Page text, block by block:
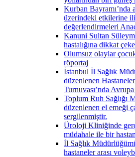
Kurban Bayramı’nda
üzerindeki etkilerine
değerlendirmeleri
Kanuni Sultan
hastalığına dikkat
Olumsuz olaylar
röportaj
İstanbul İl Sağlık
düzenlenen
Turnuvası’nda
Toplum Ruh Sağlığı
düzenlenen el emeği
sergilenmiştir.
Üroloji Kliniğinde
müdahale ile bir
İl Sağlık
hastaneler arası